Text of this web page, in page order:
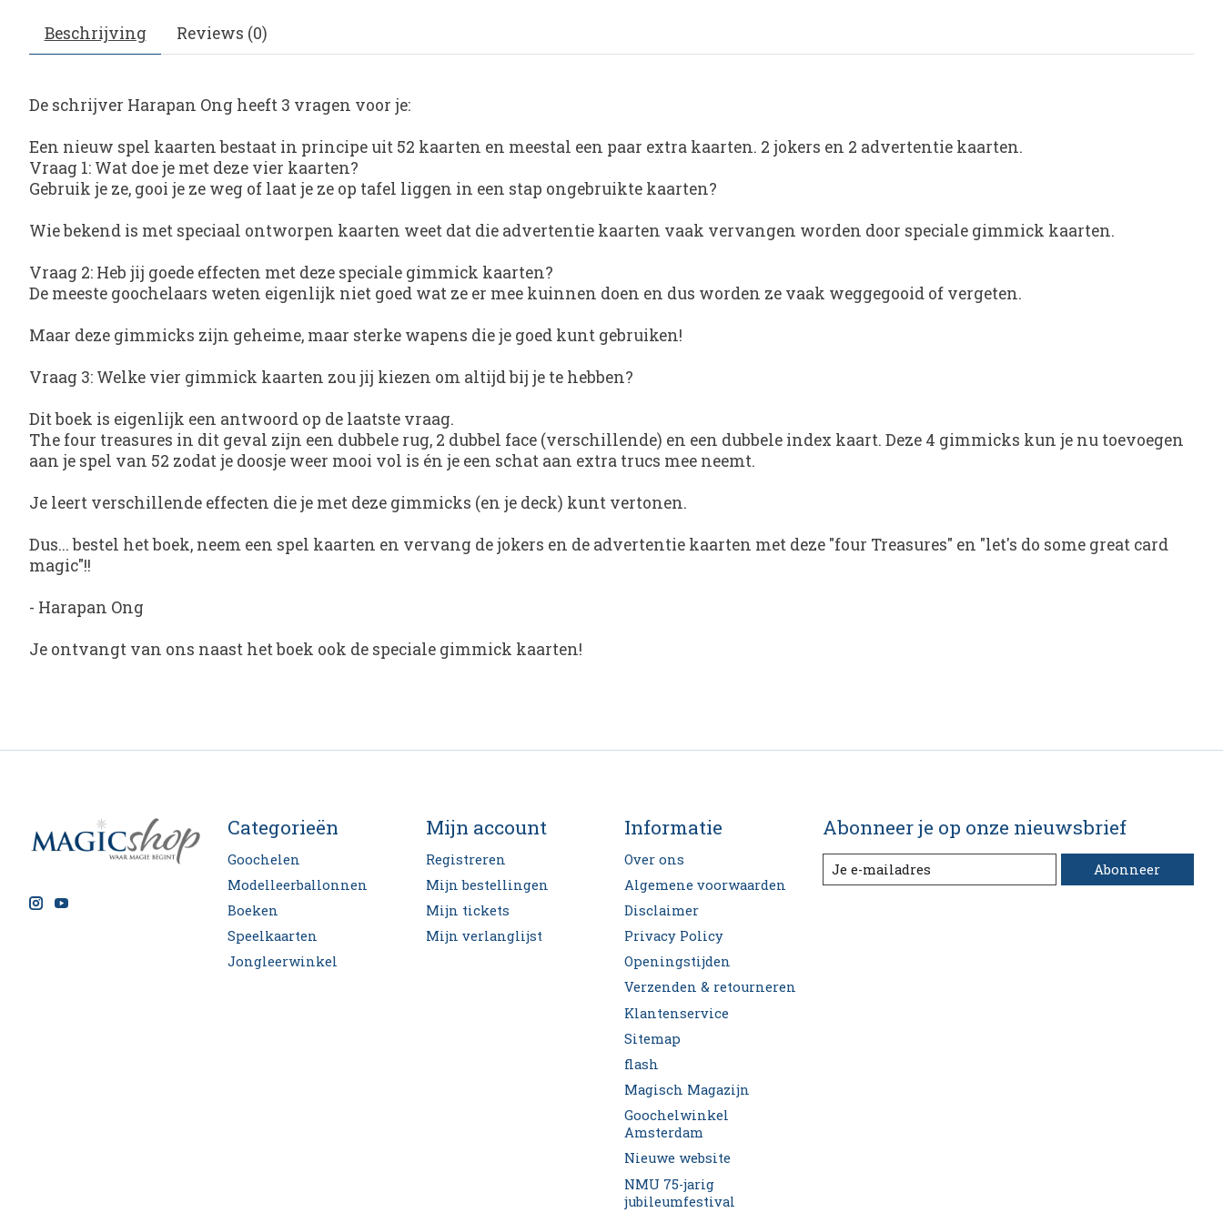
Beschrijving Reviews (0)
De schrijver Harapan Ong heeft 3 vragen voor je:
Een nieuw spel kaarten bestaat in principe uit 52 kaarten en meestal een paar extra kaarten. 2 jokers en 2 advertentie kaarten.
Vraag 1: Wat doe je met deze vier kaarten?
Gebruik je ze, gooi je ze weg of laat je ze op tafel liggen in een stap ongebruikte kaarten?
Wie bekend is met speciaal ontworpen kaarten weet dat die advertentie kaarten vaak vervangen worden door speciale gimmick kaarten.
Vraag 2: Heb jij goede effecten met deze speciale gimmick kaarten?
De meeste goochelaars weten eigenlijk niet goed wat ze er mee kuinnen doen en dus worden ze vaak weggegooid of vergeten.
Maar deze gimmicks zijn geheime, maar sterke wapens die je goed kunt gebruiken!
Vraag 3: Welke vier gimmick kaarten zou jij kiezen om altijd bij je te hebben?
Dit boek is eigenlijk een antwoord op de laatste vraag.
The four treasures in dit geval zijn een dubbele rug, 2 dubbel face (verschillende) en een dubbele index kaart. Deze 4 gimmicks kun je nu toevoegen
aan je spel van 52 zodat je doosje weer mooi vol is én je een schat aan extra trucs mee neemt.
Je leert verschillende effecten die je met deze gimmicks (en je deck) kunt vertonen.
Dus... bestel het boek, neem een spel kaarten en vervang de jokers en de advertentie kaarten met deze "four Treasures" en "let's do some great card
magic"!!
- Harapan Ong
Je ontvangt van ons naast het boek ook de speciale gimmick kaarten!
Categorieën
Goochelen
Modelleerballonnen
Boeken
Speelkaarten
Jongleerwinkel
Mijn account
Registreren
Mijn bestellingen
Mijn tickets
Mijn verlanglijst
Informatie
Over ons
Algemene voorwaarden
Disclaimer
Privacy Policy
Openingstijden
Verzenden & retourneren
Klantenservice
Sitemap
flash
Magisch Magazijn
Goochelwinkel
Amsterdam
Nieuwe website
NMU 75-jarig
jubileumfestival
Abonneer je op onze nieuwsbrief
Abonneer